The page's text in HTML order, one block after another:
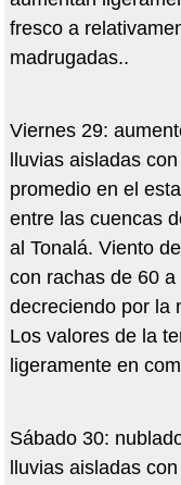
fresco a
madrugadas..
Viernes 29:
lluvias aisladas
promedio en el
entre las cuencas
al Tonalá. Viento
con rachas de 60
decreciendo por la
Los valores de la
ligeramente en
Sábado 30:
lluvias aisladas